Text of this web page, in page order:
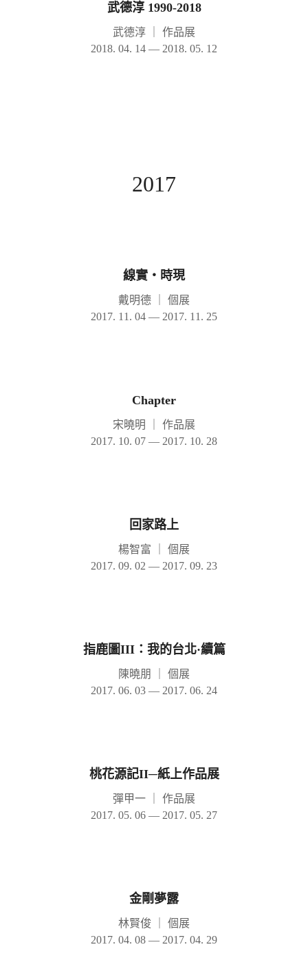
武德淳 1990-2018
武德淳
作品展
2018. 04. 14 — 2018. 05. 12
2017
線實‧時現
戴明德
個展
2017. 11. 04 — 2017. 11. 25
Chapter
宋曉明
作品展
2017. 10. 07 — 2017. 10. 28
回家路上
楊智富
個展
2017. 09. 02 — 2017. 09. 23
指鹿圖III：我的台北·續篇
陳曉朋
個展
2017. 06. 03 — 2017. 06. 24
桃花源記II─紙上作品展
彈甲一
作品展
2017. 05. 06 — 2017. 05. 27
金剛夢露
林賢俊
個展
2017. 04. 08 — 2017. 04. 29